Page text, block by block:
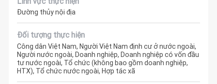
Đường thủy nội địa
Đối tượng thực hiện
Công dân Việt Nam, Người Việt Nam định cư ở nước ngoài,
Người nước ngoài, Doanh nghiệp, Doanh nghiệp có vốn đầu
tư nước ngoài, Tổ chức (không bao gồm doanh nghiệp,
HTX), Tổ chức nước ngoài, Hợp tác xã